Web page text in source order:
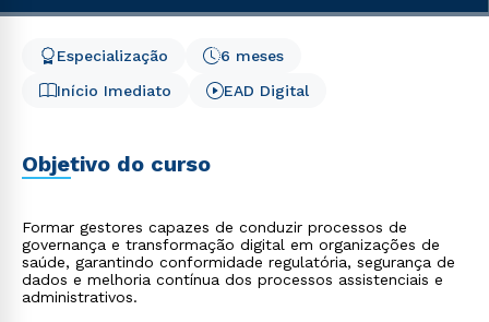
Início Imediato
6 meses
Especialização
EAD Digital
Objetivo do curso
Formar gestores capazes de conduzir processos de
governança e transformação digital em organizações de
saúde, garantindo conformidade regulatória, segurança de
dados e melhoria contínua dos processos assistenciais e
administrativos.